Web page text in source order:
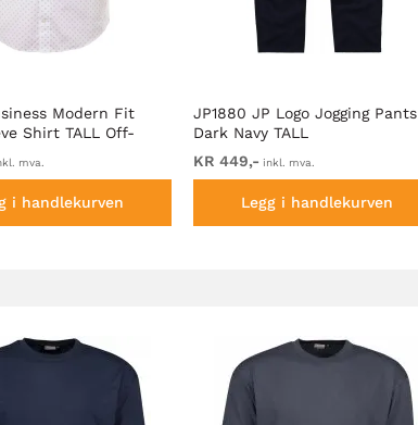
Modern Fit
Shirt TALL Off-
mva.
i handlekurven
JP1880 JP Logo Jogging Pants
Dark Navy TALL
KR 449,- inkl. mva.
Legg i handlekurven